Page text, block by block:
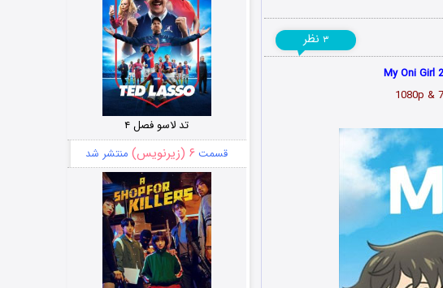
۳ نظر
تد لاسو فصل ۴
قسمت ۶ (زیرنویس) منتشر شد